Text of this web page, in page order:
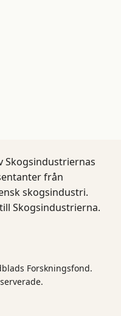
Skogsindustriernas
från
skogsindustri.
Skogsindustrierna.
Forskningsfond.